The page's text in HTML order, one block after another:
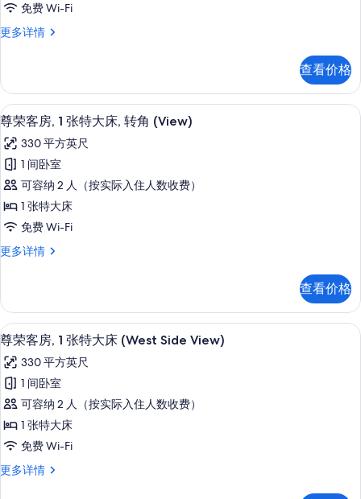
片
息
张
大
床
(West
Side
View)
的
所
有
片
免费 Wi-Fi
更多详情
尊
1
张
特
大
床
(West
Side
View)
更
多
信
息
查看价格
显
示
尊
荣
客
房,
张
大
床,
转
角
(View)
的
所
有
照
尊荣客房, 1 张特大床, 转角 (View) |
5
尊荣客房, 1 张特大床, 转角 (View)
330 平方英尺
1 间卧室
可容纳 2 人（按实际入住人数收费）
1 张特大床
免费 Wi-Fi
更多详情
尊
1
张
特
大
床,
转
角
(View)
更
多
信
息
查看价格
显
示
尊
荣
客
房,
张
6
尊荣客房, 1 张特大床 (West Side View)
330 平方英尺
1 间卧室
可容纳 2 人（按实际入住人数收费）
1 张特大床
免费 Wi-Fi
更多详情
尊